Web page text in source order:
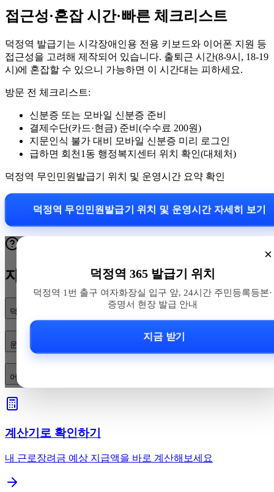
접근성·혼잡 시간·빠른 체크리스트
덕정역 발급기는 시각장애인용 전용 키보드와 이어폰 지원 등
접근성을 고려해 제작되어 있습니다. 출퇴근 시간(8-9시, 18-19
시)에 혼잡할 수 있으니 가능하면 이 시간대는 피하세요.
방문 전 체크리스트:
신분증 또는 모바일 신분증 준비
결제수단(카드·현금) 준비(수수료 200원)
지문인식 불가 대비 모바일 신분증 미리 로그인
급하면 회천1동 행정복지센터 위치 확인(대체처)
덕정역 무인민원발급기 위치 및 운영시간 요약 확인
덕정역 무인민원발급기 위치 및 운영시간 자세히 보기
×
덕정역 365 발급기 위치
덕정역 1번 출구 여자화장실 입구 앞, 24시간 주민등록등본·
증명서 현장 발급 안내
지금 받기
자주 묻는 질문
덕정역 무인민원발급기 위치가 어디인가요?
운영시간은 어떻게 되나요? 야간·주말에도 이용할 수 있나요?
어떤 문서를 발급받을 수 있고, 이용 방법·수수료는 어떻게 되나요?
계산기로 확인하기
내 근로장려금 예상 지급액을 바로 계산해보세요